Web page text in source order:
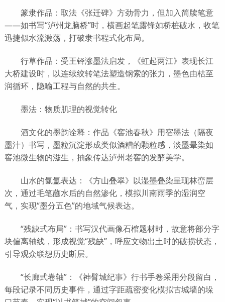
篆隶作品：取法《张迁碑》方劲骨力，但加入简牍笔意
——如书写“泸州龙脑桥”时，横画起笔露锋如桥桩破水，收笔
迅捷似水流激荡，打破隶书程式化布局。
行草作品：受王铎涨墨法启发，《虹起两江》表现长江
大桥建设时，以连续绞转笔法塑造钢索的张力，墨色由枯至
润循环，隐喻工程与自然的共生。
墨法：物质肌理的视觉转化
酒文化的墨韵诠释：作品《窖池春秋》用宿墨法（隔夜
墨汁）书写，墨粒沉淀形成类似酒糟的颗粒感，淡墨晕染如
窖池微生物的滋生，抽象传达泸州老窖的发酵美学。
山水的氤氲表达：《方山叠翠》以湿墨叠染呈现林峦层
次，通过毛笔蘸水后的自然渗化，模拟川南雨季的湿润空
气，实现“墨分五色”的地域气候表达。
“残缺式布局”：书写汉代画像石棺题材时，故意将部分字
块偏离轴线，形成视觉“残缺”，呼应文物出土时的破损状态，
引导观众联想历史断层。
“长廊式卷轴”：《神臂城纪事》行书手卷采用分段留白，
每段记录不同历史事件，通过字距疏密变化模拟古城墙的垛